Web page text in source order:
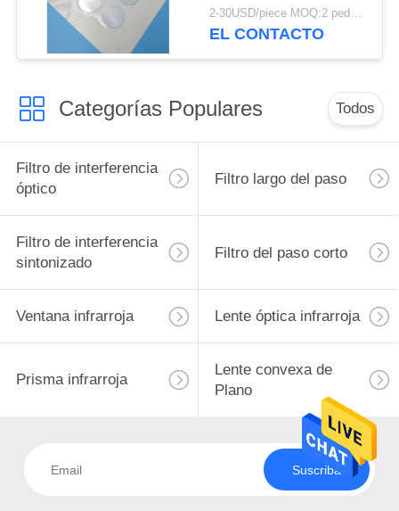
2-30USD/piece MOQ:2 pedazos
EL CONTACTO
Categorías Populares Todos
Filtro de interferencia
óptico
Filtro largo del paso
Filtro de interferencia
sintonizado
Filtro del paso corto
Ventana infrarroja Lente óptica infrarroja
Prisma infrarroja
Lente convexa de
Plano
Suscriba